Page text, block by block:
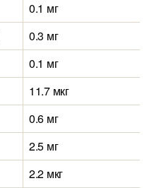
0.1 мг
0.3 мг
0.1 мг
11.7 мкг
0.6 мг
2.5 мг
2.2 мкг